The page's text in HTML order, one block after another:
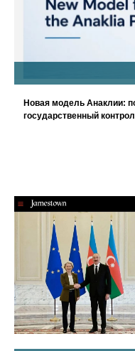
Новая модель Анаклии:
государственный